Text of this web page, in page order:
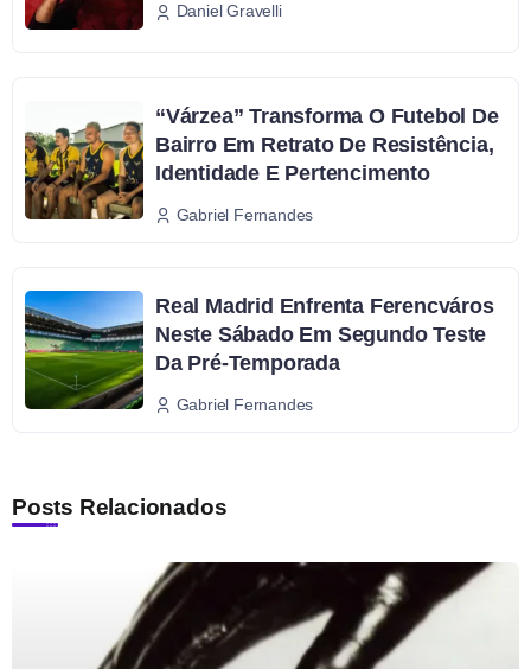
Daniel Gravelli
“Várzea” Transforma O Futebol De
Bairro Em Retrato De Resistência,
Identidade E Pertencimento
Gabriel Fernandes
Real Madrid Enfrenta Ferencváros
Neste Sábado Em Segundo Teste
Da Pré-Temporada
Gabriel Fernandes
Posts Relacionados